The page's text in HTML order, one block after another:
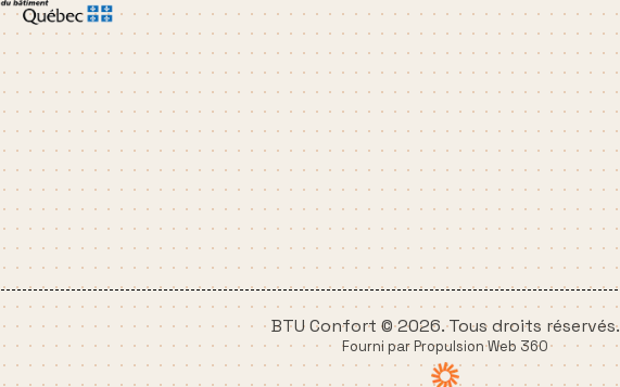
BTU Confort © 2026. Tous droits réservés.
Fourni par Propulsion Web 360